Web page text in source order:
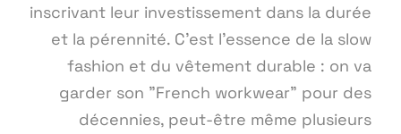
inscrivant leur investissement dans la durée
et la pérennité. C'est l'essence de la slow
fashion et du vêtement durable : on va
garder son "French workwear" pour des
décennies, peut-être même plusieurs